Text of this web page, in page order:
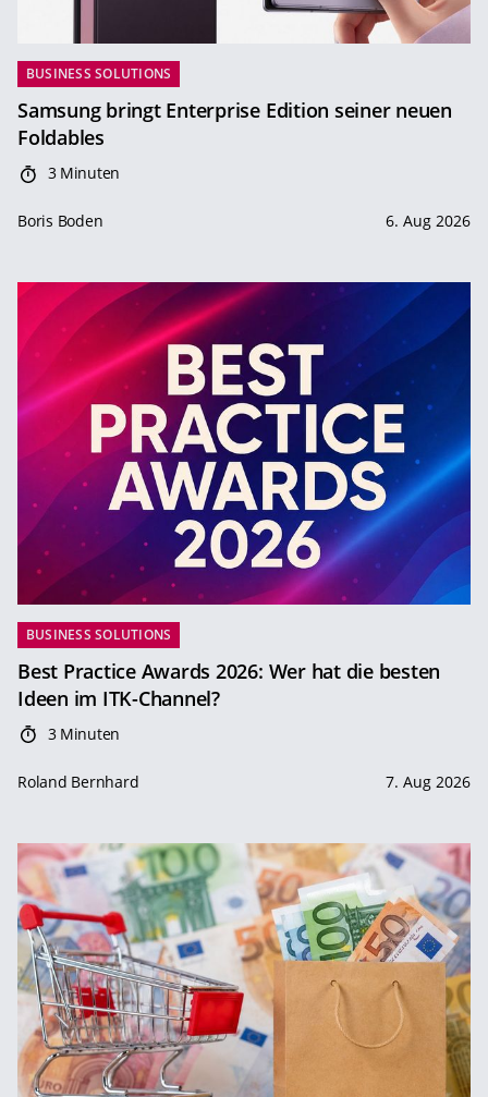
BUSINESS SOLUTIONS
Samsung bringt Enterprise Edition seiner neuen
Foldables
3 Minuten
Boris Boden 6. Aug 2026
BUSINESS SOLUTIONS
Best Practice Awards 2026: Wer hat die besten
Ideen im ITK-Channel?
3 Minuten
Roland Bernhard 7. Aug 2026